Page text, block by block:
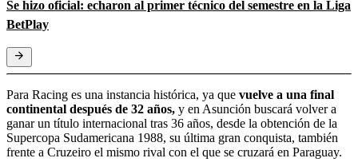
Se hizo oficial: echaron al primer técnico del semestre en la Liga
BetPlay
Para Racing es una instancia histórica, ya que vuelve a una final
continental después de 32 años, y en Asunción buscará volver a
ganar un título internacional tras 36 años, desde la obtención de la
Supercopa Sudamericana 1988, su última gran conquista, también
frente a Cruzeiro el mismo rival con el que se cruzará en Paraguay.